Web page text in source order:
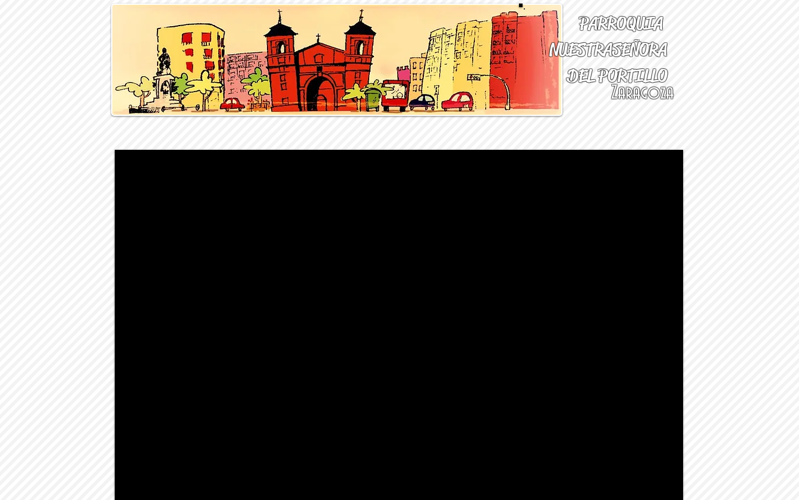
PARROQUIA
NUESTRASEÑORA
DEL PORTILLO
Zaragoza